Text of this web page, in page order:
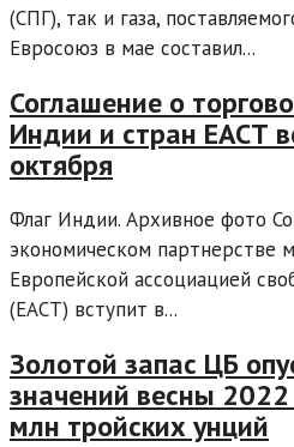
(СПГ), так и газа,
Евросоюз в мае составил...
Соглашение о
Индии и стран ЕАСТ
октября
Флаг Индии. Архивное фото
экономическом партнерстве
Европейской ассоциацией
(ЕАСТ) вступит в...
Золотой запас ЦБ
значений весны
млн тройских унций